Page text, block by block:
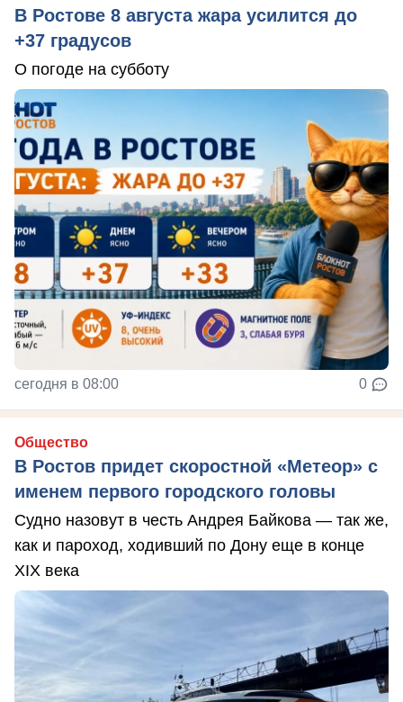
В Ростове 8 августа жара усилится до
+37 градусов
О погоде на субботу
сегодня в 08:00 0
Общество
В Ростов придет скоростной «Метеор» с
именем первого городского головы
Судно назовут в честь Андрея Байкова — так же,
как и пароход, ходивший по Дону еще в конце
XIX века